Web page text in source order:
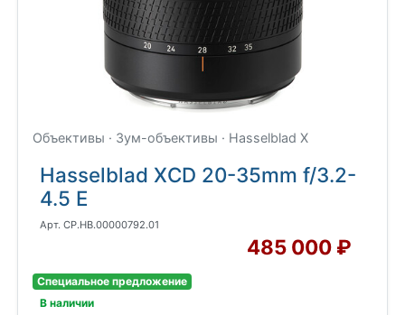
Объективы · Зум-объективы · Hasselblad X
Hasselblad XCD 20-35mm f/3.2-
4.5 E
Арт. CP.HB.00000792.01
485 000 ₽
Специальное предложение
В наличии